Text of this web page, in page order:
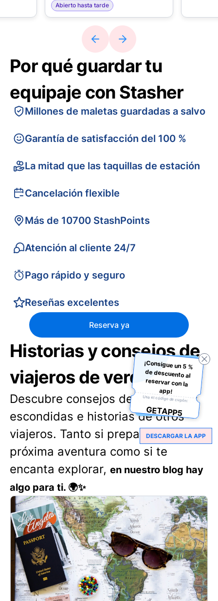
Abierto hasta tarde
Por qué guardar tu
equipaje con Stasher
Millones de maletas guardadas a salvo
Garantía de satisfacción del 100 %
La mitad que las taquillas de estación
Cancelación flexible
Más de 10700 StashPoints
Atención al cliente 24/7
Pago rápido y seguro
Reseñas excelentes
Reserva ya
Historias y consejos de
viajeros de verdad
Descubre consejos de viaje, joyas
escondidas e historias de otros
viajeros. Tanto si preparas tu
próxima aventura como si te
encanta explorar, en nuestro blog hay
algo para ti. 🌍✨
¡Consigue un 5 %
de descuento al
reservar con la
app!
Usa el código de cupón:
GETAPP5
DESCARGAR LA APP